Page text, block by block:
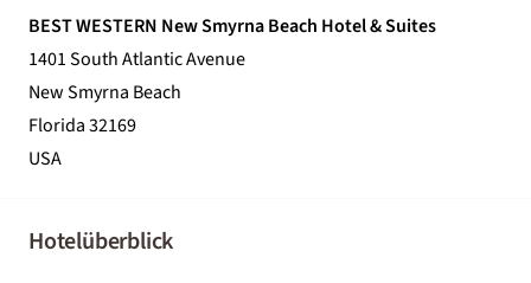
BEST WESTERN New Smyrna Beach Hotel & Suites
1401 South Atlantic Avenue
New Smyrna Beach
Florida 32169
USA
Hotelüberblick